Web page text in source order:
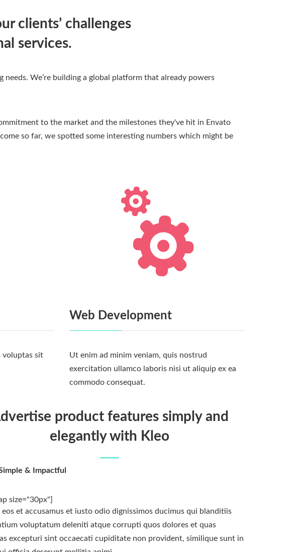
clients’ challenges
services.
We’re building a global platform that already powers
to the market and the milestones they've hit in Envato
so far, we spotted some interesting numbers which might be
voluptas sit
Web Development
Ut enim ad minim veniam, quis nostrud
exercitation ullamco laboris nisi ut aliquip ex ea
commodo consequat.
product features simply and
elegantly with Kleo
& Impactful
size="30px"]
et accusamus et iusto odio dignissimos ducimus qui blanditiis
voluptatum deleniti atque corrupti quos dolores et quas
excepturi sint occaecati cupiditate non provident, similique sunt in